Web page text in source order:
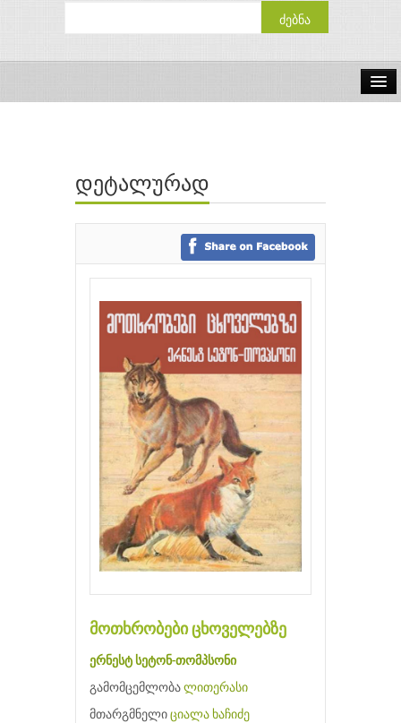
ავტორები
გამომცემლობები
დეტალურად
მოთხრობები ცხოველებზე
ერნესტ სეტონ-თომპსონი
გამომცემლობა ლითერასი
მთარგმნელი ციალა ხაჩიძე